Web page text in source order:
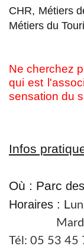
CHR, Métiers
Métiers du
Ne cherchez
qui est
sensation du
Infos
Où : Parc
Horaires : L
Mardi 3
Tél: 05 53 45